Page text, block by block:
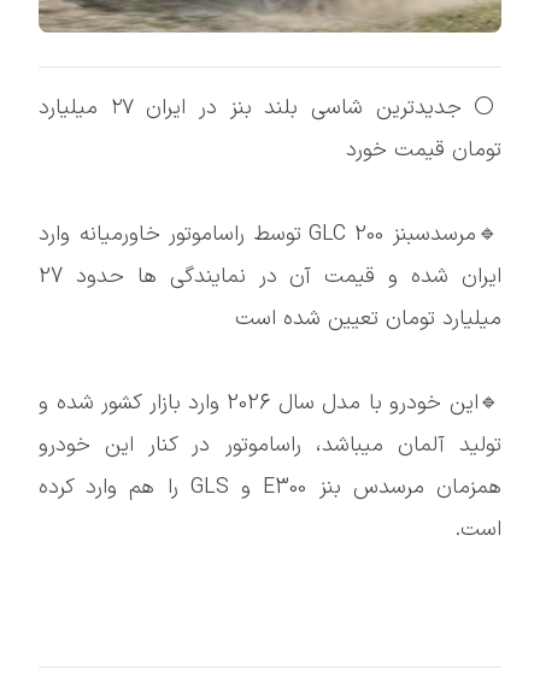
⚪️ جدیدترین شاسی بلند بنز در ایران ۲۷ میلیارد
تومان قیمت خورد
🔹مرسدسبنز GLC 200 توسط راساموتور خاورمیانه وارد
ایران شده و قیمت آن در نمایندگی ها حدود 27
میلیارد تومان تعیین شده است
🔹این خودرو با مدل سال 2026 وارد بازار کشور شده و
تولید آلمان میباشد، راساموتور در کنار این خودرو
همزمان مرسدس بنز E300 و GLS را هم وارد کرده
است.